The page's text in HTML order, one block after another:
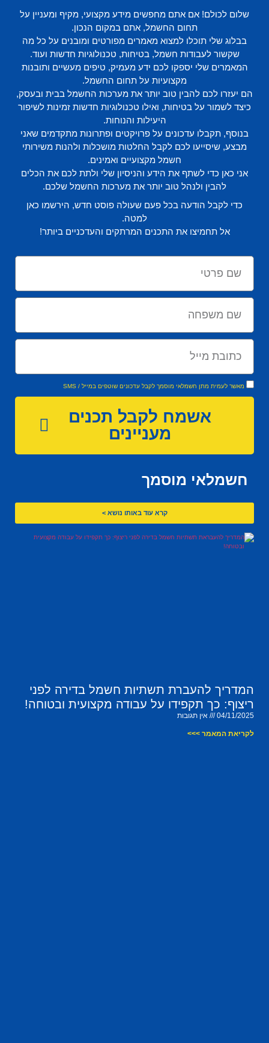
שלום לכולם! אם אתם מחפשים מידע מקצועי, מקיף ומעניין על
תחום החשמל, אתם במקום הנכון.
בבלוג שלי תוכלו למצוא מאמרים מפורטים ומובנים על כל מה
שקשור לעבודות חשמל, בטיחות, טכנולוגיות חדשות ועוד.
המאמרים שלי יספקו לכם ידע מעמיק, טיפים מעשיים ותובנות
מקצועיות על תחום החשמל.
הם יעזרו לכם להבין טוב יותר את מערכות החשמל בבית ובעסק,
כיצד לשמור על בטיחות, ואילו טכנולוגיות חדשות זמינות לשיפור
היעילות והנוחות.
בנוסף, תקבלו עדכונים על פרויקטים ופתרונות מתקדמים שאני
מבצע, שיסייעו לכם לקבל החלטות מושכלות ולהנות משירותי
חשמל מקצועיים ואמינים.
אני כאן כדי לשתף את הידע והניסיון שלי ולתת לכם את הכלים
להבין ולנהל טוב יותר את מערכות החשמל שלכם.
כדי לקבל הודעה בכל פעם שעולה פוסט חדש, הירשמו כאן
למטה.
אל תחמיצו את התכנים המרתקים והעדכניים ביותר!
מאשר לעמית מתן חשמלאי מוסמך לקבל עדכונים שוטפים במייל / SMS
אשמח לקבל תכנים
מעניינים
חשמלאי מוסמך
קרא עוד באותו נושא >
המדריך להעברת תשתיות חשמל בדירה לפני
ריצוף: כך תקפידו על עבודה מקצועית ובטוחה!
04/11/2025 אין תגובות
לקריאת המאמר >>>